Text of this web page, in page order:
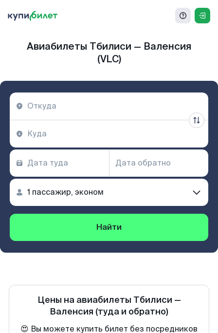
Авиабилеты Тбилиси — Валенсия
(VLC)
Найти
Цены на авиабилеты Тбилиси —
Валенсия (туда и обратно)
😍 Вы можете купить билет без посредников